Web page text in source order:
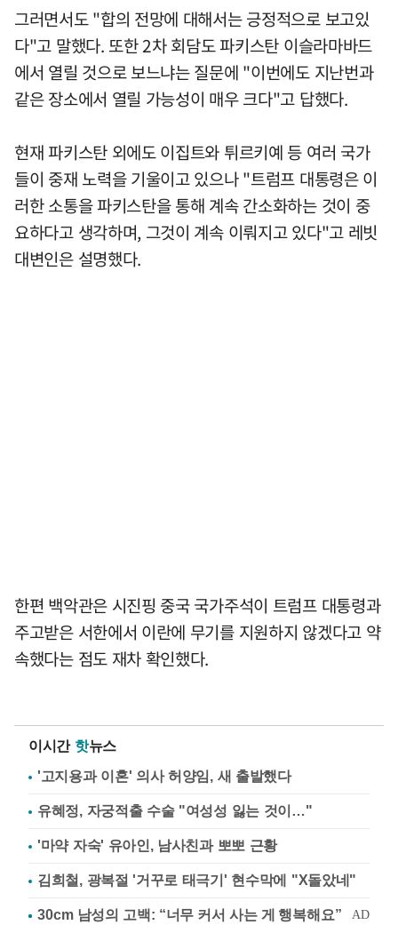
그러면서도 "합의 전망에 대해서는 긍정적으로 보고있
다"고 말했다. 또한 2차 회담도 파키스탄 이슬라마바드
에서 열릴 것으로 보느냐는 질문에 "이번에도 지난번과
같은 장소에서 열릴 가능성이 매우 크다"고 답했다.
현재 파키스탄 외에도 이집트와 튀르키예 등 여러 국가
들이 중재 노력을 기울이고 있으나 "트럼프 대통령은 이
러한 소통을 파키스탄을 통해 계속 간소화하는 것이 중
요하다고 생각하며, 그것이 계속 이뤄지고 있다"고 레빗
대변인은 설명했다.
한편 백악관은 시진핑 중국 국가주석이 트럼프 대통령과
주고받은 서한에서 이란에 무기를 지원하지 않겠다고 약
속했다는 점도 재차 확인했다.
이시간 핫뉴스
'고지용과 이혼' 의사 허양임, 새 출발했다
유혜정, 자궁적출 수술 "여성성 잃는 것이…"
'마약 자숙' 유아인, 남사친과 뽀뽀 근황
김희철, 광복절 '거꾸로 태극기' 현수막에 "X돌았네"